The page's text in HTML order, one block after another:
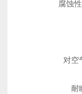
腐蚀性/
对空气
耐瞬